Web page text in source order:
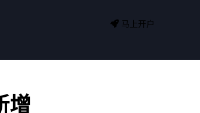
马上开户
增